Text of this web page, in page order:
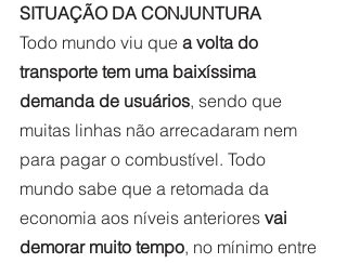
SITUAÇÃO DA CONJUNTURA
Todo mundo viu que a volta do
transporte tem uma baixíssima
demanda de usuários, sendo que
muitas linhas não arrecadaram nem
para pagar o combustível. Todo
mundo sabe que a retomada da
economia aos níveis anteriores vai
demorar muito tempo, no mínimo entre